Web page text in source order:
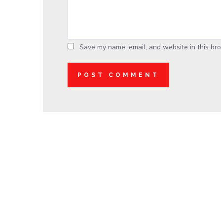
Save my name, email, and website in this